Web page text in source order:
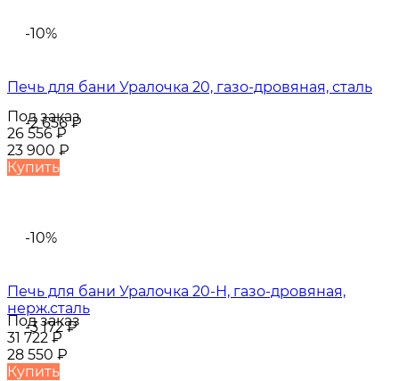
-10%
-2 656₽
Печь для бани Уралочка 20, газо-дровяная, сталь
Под заказ
26 556₽
23 900 ₽
Купить
-10%
-3 172₽
Печь для бани Уралочка 20-Н, газо-дровяная,
нерж.сталь
Под заказ
31 722₽
28 550 ₽
Купить